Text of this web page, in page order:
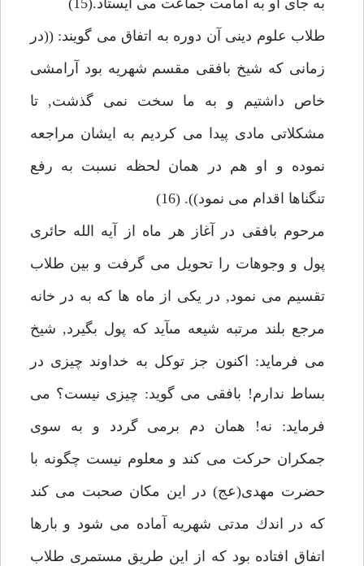
به جاى او به امامت جماعت مى ايستاد.(15)
طلاب علوم دينى آن دوره به اتفاق مى گويند: ((در
زمانى كه شيخ بافقى مقسم شهريه بود آرامشى
خاص داشتيم و به ما سخت نمى گذشت, تا
مشكلاتى مادى پيدا مى كرديم به ايشان مراجعه
نموده و او هم در همان لحظه نسبت به رفع
تنگناها اقدام مى نمود)). (16)
مرحوم بافقى در آغاز هر ماه از آيه الله حائرى
پول و وجوهات را تحويل مى گرفت و بين طلاب
تقسيم مى نمود, در يكى از ماه ها كه به در خانه
مرجع بلند مرتبه شيعه مىآيد كه پول بگيرد, شيخ
مى فرمايد: اكنون جز توكل به خداوند چيزى در
بساط ندارم! بافقى مى گويد: چيزى نيست؟ مى
فرمايد: نه! همان دم برمى گردد و به سوى
جمكران حركت مى كند و معلوم نيست چگونه با
حضرت مهدى(عج) در اين مكان صحبت مى كند
كه در اندك مدتى شهريه آماده مى شود و بارها
اتفاق افتاده بود كه از اين طريق مستمرى طلاب